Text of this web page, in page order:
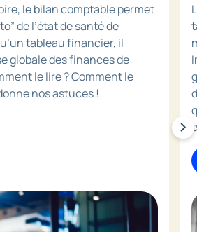
le bilan comptable permet
de l’état de santé de
tableau financier, il
globale des finances de
le lire ? Comment le
nos astuces !